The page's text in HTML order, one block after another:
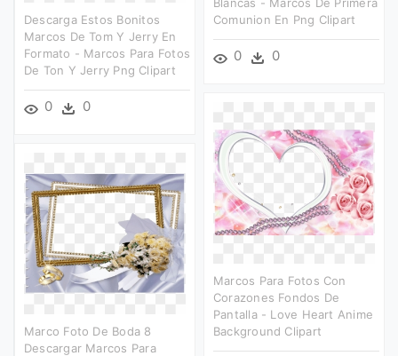
Comunion En Png Clipart
0 0
Descarga Estos Bonitos
Marcos De Tom Y Jerry En
Formato - Marcos Para Fotos
De Ton Y Jerry Png Clipart
0 0
Marcos Para Fotos Con
Corazones Fondos De
Pantalla - Love Heart Anime
Background Clipart
Marco Foto De Boda 8
Descargar Marcos Para